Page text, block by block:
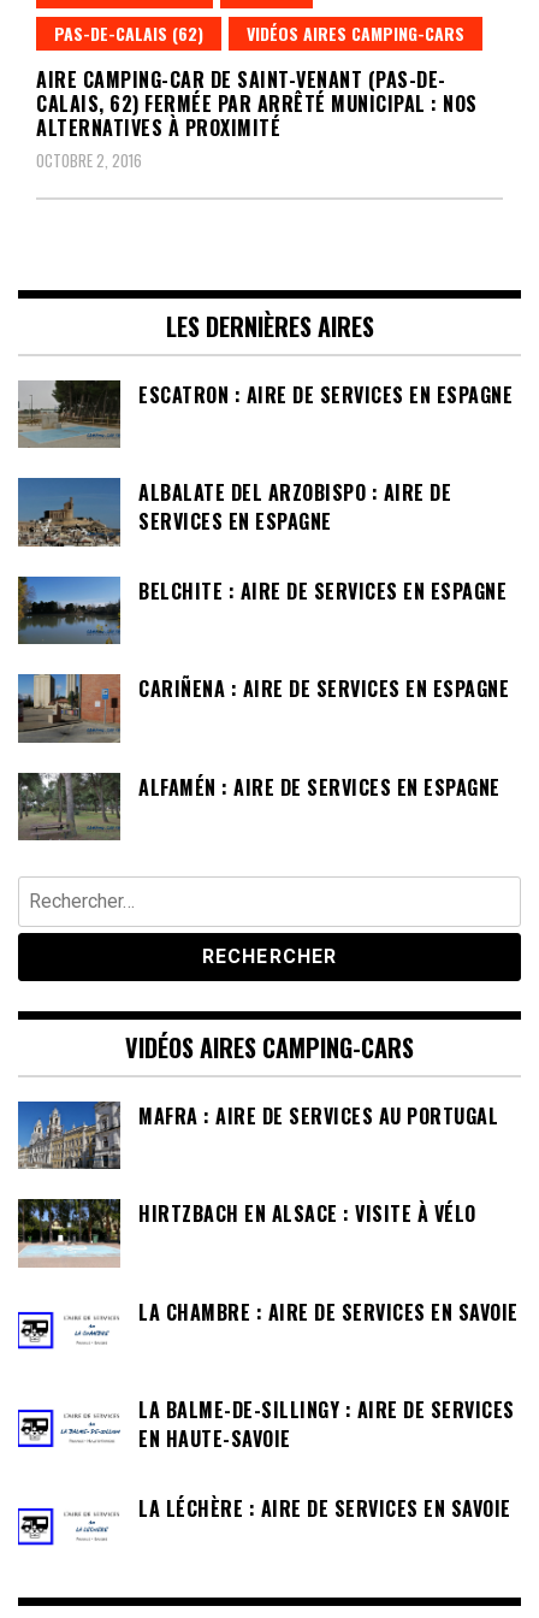
PAS-DE-CALAIS (62)
VIDÉOS AIRES CAMPING-CARS
AIRE CAMPING-CAR DE SAINT-VENANT (PAS-DE-
CALAIS, 62) FERMÉE PAR ARRÊTÉ MUNICIPAL : NOS
ALTERNATIVES À PROXIMITÉ
OCTOBRE 2, 2016
LES DERNIÈRES AIRES
ESCATRON : AIRE DE SERVICES EN ESPAGNE
ALBALATE DEL ARZOBISPO : AIRE DE
SERVICES EN ESPAGNE
BELCHITE : AIRE DE SERVICES EN ESPAGNE
CARIÑENA : AIRE DE SERVICES EN ESPAGNE
ALFAMÉN : AIRE DE SERVICES EN ESPAGNE
Rechercher :
VIDÉOS AIRES CAMPING-CARS
MAFRA : AIRE DE SERVICES AU PORTUGAL
HIRTZBACH EN ALSACE : VISITE À VÉLO
LA CHAMBRE : AIRE DE SERVICES EN SAVOIE
LA BALME-DE-SILLINGY : AIRE DE SERVICES
EN HAUTE-SAVOIE
LA LÉCHÈRE : AIRE DE SERVICES EN SAVOIE